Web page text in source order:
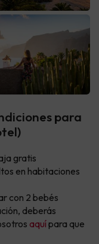
para
gratis
en habitaciones
con 2 bebés
deberás
aquípara que